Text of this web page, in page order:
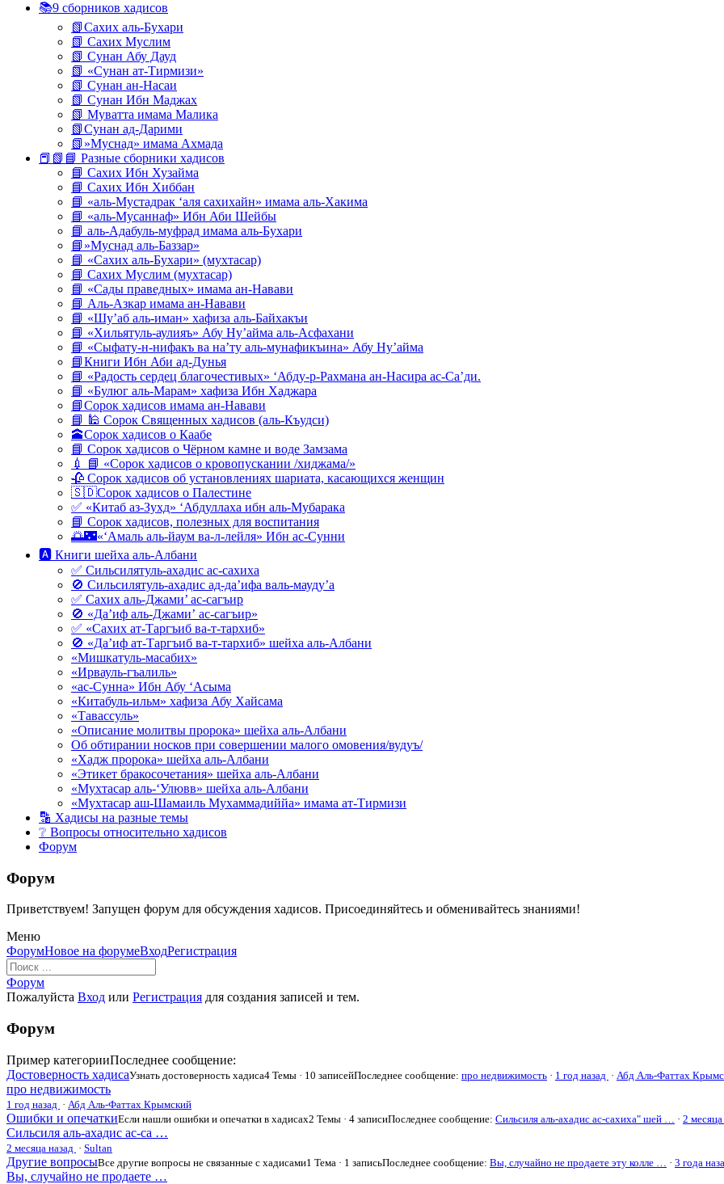
📚9 сборников хадисов
📗Сахих аль-Бухари
📗 Сахих Муслим
📗 Сунан Абу Дауд
📗 «Сунан ат-Тирмизи»
📗 Сунан ан-Насаи
📗 Сунан Ибн Маджах
📗 Муватта имама Малика
📗Сунан ад-Дарими
📗»Муснад» имама Ахмада
📕📗📘 Разные сборники хадисов
📘 Сахих Ибн Хузайма
📘 Сахих Ибн Хиббан
📘 «аль-Мустадрак ‘аля сахихайн» имама аль-Хакима
📘 «аль-Мусаннаф» Ибн Аби Шейбы
📘 аль-Адабуль-муфрад имама аль-Бухари
📘»Муснад аль-Баззар»
📘 «Сахих аль-Бухари» (мухтасар)
📘 Сахих Муслим (мухтасар)
📘 «Сады праведных» имама ан-Навави
📘 Аль-Азкар имама ан-Навави
📘 «Шу’аб аль-иман» хафиза аль-Байхакъи
📘 «Хильятуль-аулияъ» Абу Ну’айма аль-Асфахани
📘 «Сыфату-н-нифакъ ва на’ту аль-мунафикъина» Абу Ну’айма
📘Книги Ибн Аби ад-Дунья
📘 «Радость сердец благочестивых» ‘Абду-р-Рахмана ан-Насира ас-Са’ди.
📘 «Булюг аль-Марам» хафиза Ибн Хаджара
📘Сорок хадисов имама ан-Навави
📘 🕌 Сорок Священных хадисов (аль-Къудси)
🕋Сорок хадисов о Каабе
📘 Сорок хадисов о Чёрном камне и воде Замзама
💉 📘 «Сорок хадисов о кровопускании /хиджама/»
🥀 Сорок хадисов об установлениях шариата, касающихся женщин
🇸🇩Сорок хадисов о Палестине
✅ «Китаб аз-Зухд» ‘Абдуллаха ибн аль-Мубарака
📘 Сорок хадисов, полезных для воспитания
🌅🌃«‘Амаль аль-йаум ва-л-лейля» Ибн ас-Сунни
🅰 Книги шейха аль-Албани
✅ Сильсилятуль-ахадис ас-сахиха
🚫 Сильсилятуль-ахадис ад-да’ифа валь-мауду’а
✅ Сахих аль-Джами’ ас-сагъир
🚫 «Да’иф аль-Джами’ ас-сагъир»
✅ «Сахих ат-Таргъиб ва-т-тархиб»
🚫 «Да’иф ат-Таргъиб ва-т-тархиб» шейха аль-Албани
«Мишкатуль-масабих»
«Ирвауль-гъалиль»
«ас-Сунна» Ибн Абу ‘Асыма
«Китабуль-ильм» хафиза Абу Хайсама
«Тавассуль»
«Описание молитвы пророка» шейха аль-Албани
Об обтирании носков при совершении малого омовения/вудуъ/
«Хадж пророка» шейха аль-Албани
«Этикет бракосочетания» шейха аль-Албани
«Мухтасар аль-‘Улювв» шейха аль-Албани
«Мухтасар аш-Шамаиль Мухаммадиййа» имама ат-Тирмизи
🔡 Хадисы на разные темы
❔ Вопросы относительно хадисов
Форум
Форум
Приветствуем! Запущен форум для обсуждения хадисов. Присоединяйтесь и обменивайтесь знаниями!
Меню
Навигация
Форума
ФорумНовое на форумеВходРегистрация
Форум
breadcrumbs
Вы
здесь:
Форум
Пожалуйста Вход или Регистрация для создания записей и тем.
Форум
Пример категорииПоследнее сообщение:
Достоверность хадисаУзнать достоверность хадиса4 Темы · 10 записейПоследнее сообщение: про недвижимость · 1 год назад · Абд Аль-Фаттах
про недвижимость
1 год назад · Абд Аль-Фаттах Крымский
Ошибки и опечаткиЕсли нашли ошибки и опечатки в хадисах2 Темы · 4 записиПоследнее сообщение: Сильсиля аль-ахадис ас-сахиха" шей … · 2
Сильсиля аль-ахадис ас-са …
2 месяца назад · Sultan
Другие вопросыВсе другие вопросы не связанные с хадисами1 Тема · 1 записьПоследнее сообщение: Вы, случайно не продаете эту колле … · 3 года
Вы, случайно не продаете …